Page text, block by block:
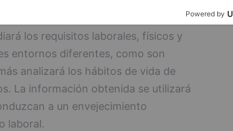
los requisitos laborales, físicos y
entornos diferentes, como son
analizará los hábitos de vida de
La información obtenida se utilizará
a un envejecimiento
laboral.